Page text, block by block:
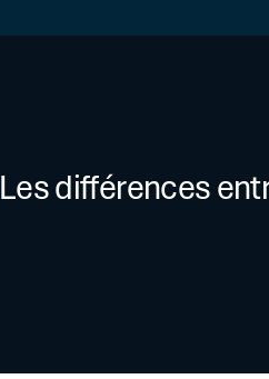
Les différences